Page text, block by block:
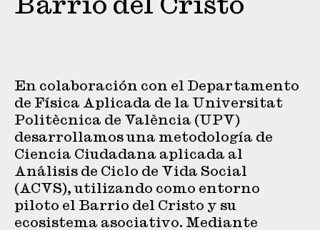
En colaboración con el Departamento
de Física Aplicada de la Universitat
Politècnica de València (UPV)
desarrollamos una metodología de
Ciencia Ciudadana aplicada al
Análisis de Ciclo de Vida Social
(ACVS), utilizando como entorno
piloto el Barrio del Cristo y su
ecosistema asociativo. Mediante